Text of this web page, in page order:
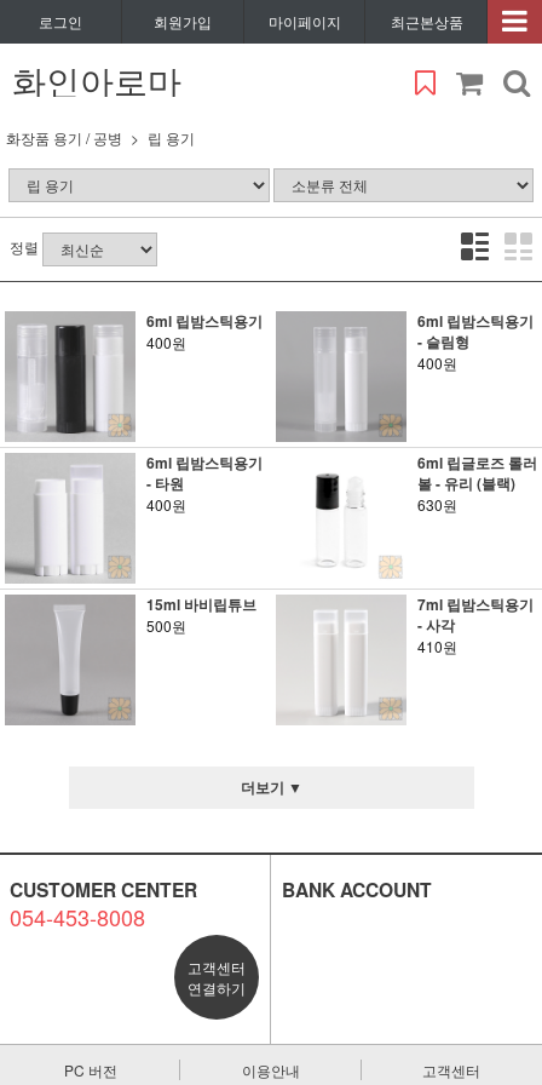
로그인 회원가입 마이페이지 최근본상품
화인아로마
화장품 용기 / 공병 립 용기
정렬
6ml 립밤스틱용기
400원
6ml 립밤스틱용기
- 슬림형
400원
6ml 립밤스틱용기
- 타원
400원
6ml 립글로즈 롤러
볼 - 유리 (블랙)
630원
15ml 바비립튜브
500원
7ml 립밤스틱용기
- 사각
410원
더보기 ▼
CUSTOMER CENTER
054-453-8008
고객센터
연결하기
BANK ACCOUNT
PC 버전 이용안내 고객센터